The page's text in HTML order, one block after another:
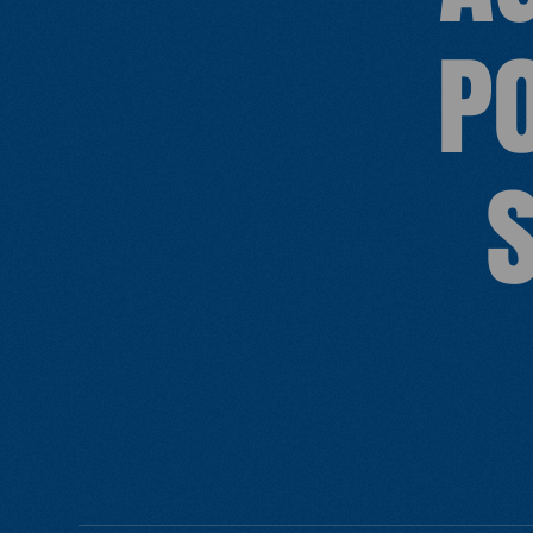
proposant une loi pour mettre fin aux